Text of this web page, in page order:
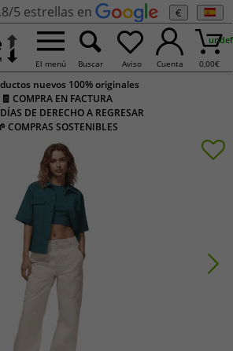
5 estrellas en €
El menú Buscar Aviso Cuenta 0,00€
nuevos 100% originales
🧾 COMPRA EN FACTURA
DE DERECHO A REGRESAR
COMPRAS SOSTENIBLES